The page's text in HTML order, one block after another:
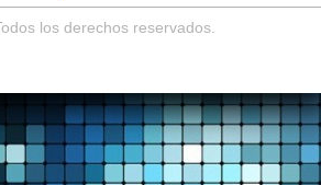
los derechos reservados.